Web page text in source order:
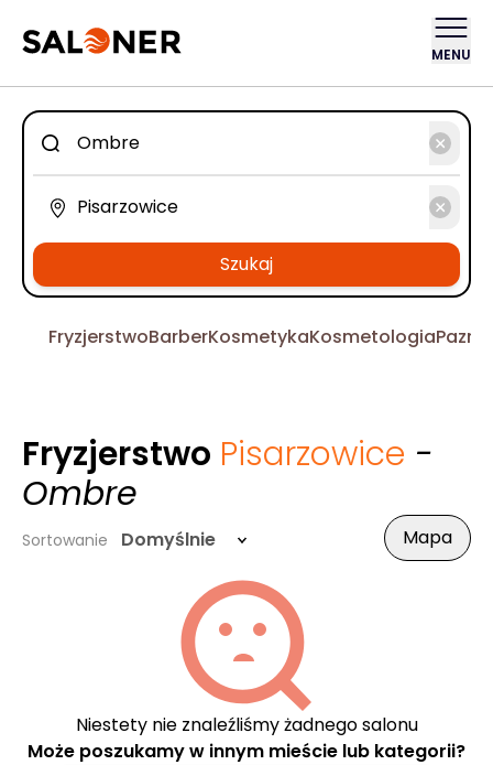
MENU
Szukaj
FryzjerstwoBarberKosmetykaKosmetologia
Fryzjerstwo Pisarzowice -
Ombre
Sortowanie Domyślnie Mapa
Niestety nie znaleźliśmy żadnego salonu
Może poszukamy w innym mieście lub kategorii?